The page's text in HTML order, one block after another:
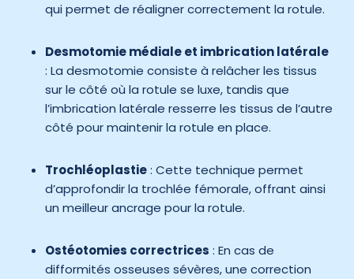
qui permet de réaligner correctement la rotule.
Desmotomie médiale et imbrication latérale
: La desmotomie consiste à relâcher les tissus
sur le côté où la rotule se luxe, tandis que
l’imbrication latérale resserre les tissus de l’autre
côté pour maintenir la rotule en place.
Trochléoplastie: Cette technique permet
d’approfondir la trochlée fémorale, offrant ainsi
un meilleur ancrage pour la rotule.
Ostéotomies correctrices : En cas de
difformités osseuses sévères, une correction